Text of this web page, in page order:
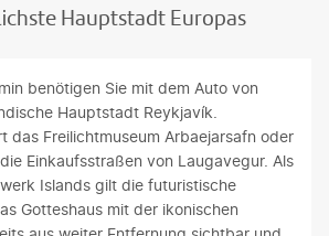
Hauptstadt Europas
benötigen Sie mit dem Auto von
Hauptstadt Reykjavík.
das Freilichtmuseum Arbaejarsafn oder
Einkaufsstraßen von Laugavegur. Als
Islands gilt die futuristische
Gotteshaus mit der ikonischen